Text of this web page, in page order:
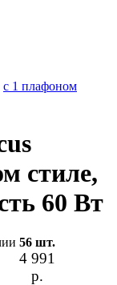
с 1 плафоном
стиле,
60 Вт
56 шт.
4 991
р.